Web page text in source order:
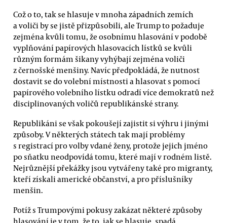
Což o to, tak se hlasuje v mnoha západních zemích
a voliči by se jistě přizpůsobili, ale Trump to požaduje
zejména kvůli tomu, že osobnímu hlasování v podobě
vyplňování papírových hlasovacích lístků se kvůli
různým formám šikany vyhýbají zejména voliči
z černošské menšiny. Navíc předpokládá, že nutnost
dostavit se do volební místnosti a hlasovat s pomocí
papírového volebního lístku odradí více demokratů než
disciplinovaných voličů republikánské strany.
Republikáni se však pokoušejí zajistit si výhru i jinými
způsoby. V některých státech tak mají problémy
s registrací pro volby vdané ženy, protože jejich jméno
po sňatku neodpovídá tomu, které mají v rodném listě.
Nejrůznější překážky jsou vytvářeny také pro migranty,
kteří získali americké občanství, a pro příslušníky
menšin.
Potíž s Trumpovými pokusy zakázat některé způsoby